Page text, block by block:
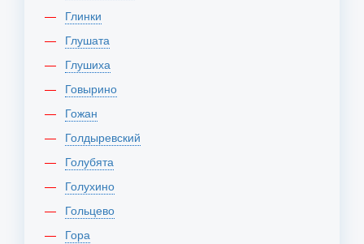
Глинки
Глушата
Глушиха
Говырино
Гожан
Голдыревский
Голубята
Голухино
Гольцево
Гора